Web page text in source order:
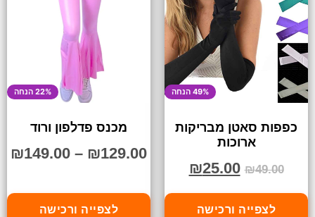
49% הנחה
כפפות סאטן מבריקות
ארוכות
₪49.00
₪25.00
לצפייה ורכישה
22% הנחה
מכנס פדלפון ורוד
₪129.00
–
₪149.00
לצפייה ורכישה